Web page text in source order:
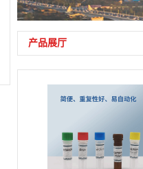
产品展厅